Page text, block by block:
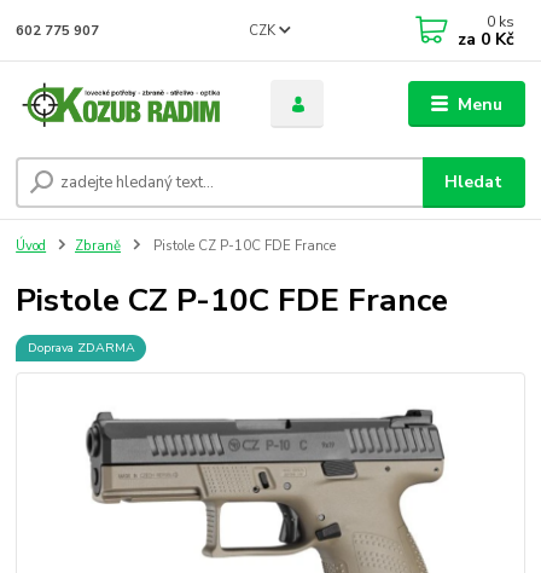
Menu
CZK
Hledat
602 775 907 0 ks
za 0 Kč
Úvod Zbraně Pistole CZ P-10C FDE France
Pistole CZ P-10C FDE France
Doprava ZDARMA